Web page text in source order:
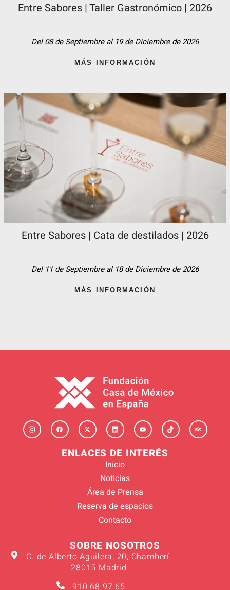
Entre Sabores | Taller Gastronómico | 2026
Del 08 de Septiembre al 19 de Diciembre de 2026
MÁS INFORMACIÓN
Entre Sabores | Cata de destilados | 2026
Del 11 de Septiembre al 18 de Diciembre de 2026
MÁS INFORMACIÓN
ENLACES DE INTERÉS
Inicio
Noticias
Área de Prensa
Reserva de espacios
Contacto
SOBRE NOSOTROS
C. de Alberto Aguilera, 20, Chamberí,
28015 Madrid
910 68 97 65